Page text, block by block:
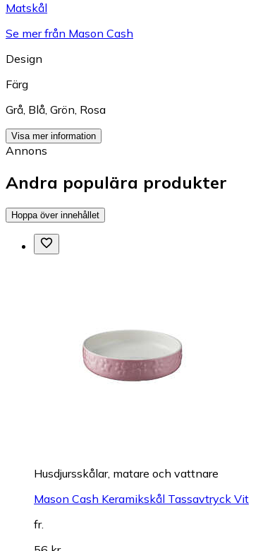
Matskål
Se mer från Mason Cash
Design
Färg
Grå, Blå, Grön, Rosa
Visa mer information
Annons
Andra populära produkter
Hoppa över innehållet
Husdjursskålar, matare och vattnare
Mason Cash Keramikskål Tassavtryck Vit
fr.